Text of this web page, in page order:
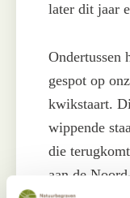
later dit jaar
Ondertussen
gespot op
kwikstaart.
wippende
die
aan de